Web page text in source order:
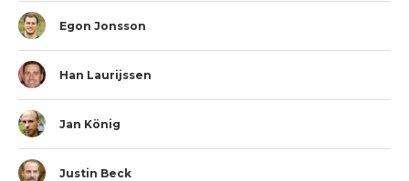
Egon Jonsson
Han Laurijssen
Jan König
Justin Beck